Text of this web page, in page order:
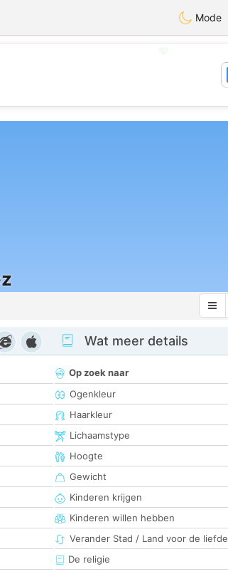
Mode
Wat meer details
Op zoek naar
Ogenkleur
Haarkleur
Lichaamstype
Hoogte
Gewicht
Kinderen krijgen
Kinderen willen hebben
Verander Stad / Land voor de liefde
De religie